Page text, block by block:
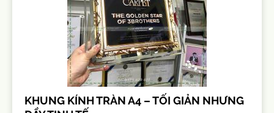
KHUNG KÍNH TRÀN A4 – TỐI GIẢN NHƯNG